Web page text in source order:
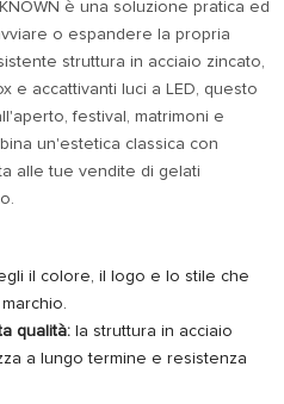
è una soluzione pratica ed
o espandere la propria
struttura in acciaio zincato,
e accattivanti luci a LED, questo
festival, matrimoni e
un'estetica classica con
alle tue vendite di gelati
il colore, il logo e lo stile che
qualità:la struttura in acciaio
a lungo termine e resistenza